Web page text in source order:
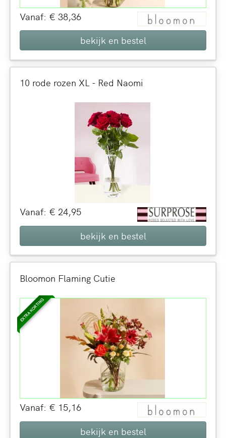
Vanaf: € 38,36
bekijk en bestel
10 rode rozen XL - Red Naomi
Vanaf: € 24,95
bekijk en bestel
Bloomon Flaming Cutie
EXTRA KORTING
Vanaf: € 15,16
bekijk en bestel